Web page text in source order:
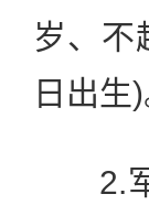
岁、不
日出生)
2.军